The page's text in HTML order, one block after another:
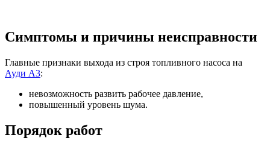
Симптомы и причины неисправности
Главные признаки выхода из строя топливного насоса на
Ауди А3:
невозможность развить рабочее давление,
повышенный уровень шума.
Порядок работ